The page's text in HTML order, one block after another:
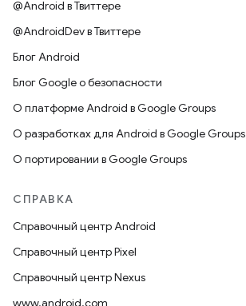
@Android в Твиттере
@AndroidDev в Твиттере
Блог Android
Блог Google о безопасности
О платформе Android в Google Groups
О разработках для Android в Google Groups
О портировании в Google Groups
СПРАВКА
Справочный центр Android
Справочный центр Pixel
Справочный центр Nexus
www.android.com